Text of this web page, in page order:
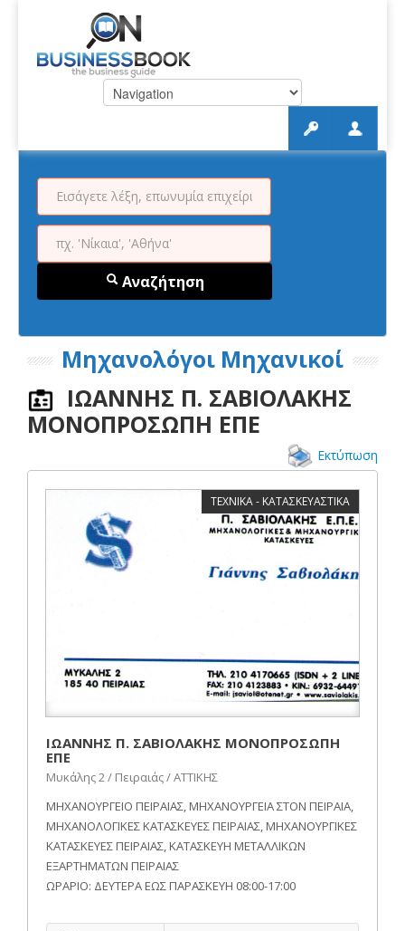
Αναζήτηση
Μηχανολόγοι Μηχανικοί
ΙΩΑΝΝΗΣ Π. ΣΑΒΙΟΛΑΚΗΣ
ΜΟΝΟΠΡΟΣΩΠΗ ΕΠΕ
Εκτύπωση
ΤΕΧΝΙΚΑ - ΚΑΤΑΣΚΕΥΑΣΤΙΚΑ
ΙΩΑΝΝΗΣ Π. ΣΑΒΙΟΛΑΚΗΣ ΜΟΝΟΠΡΟΣΩΠΗ
ΕΠΕ
Μυκάλης 2 / Πειραιάς / ΑΤΤΙΚΗΣ
ΜΗΧΑΝΟΥΡΓΕΙΟ ΠΕΙΡΑΙΑΣ, ΜΗΧΑΝΟΥΡΓΕΙΑ ΣΤΟΝ ΠΕΙΡΑΙΑ,
ΜΗΧΑΝΟΛΟΓΙΚΕΣ ΚΑΤΑΣΚΕΥΕΣ ΠΕΙΡΑΙΑΣ, ΜΗΧΑΝΟΥΡΓΙΚΕΣ
ΚΑΤΑΣΚΕΥΕΣ ΠΕΙΡΑΙΑΣ, ΚΑΤΑΣΚΕΥΗ ΜΕΤΑΛΛΙΚΩΝ
ΕΞΑΡΤΗΜΑΤΩΝ ΠΕΙΡΑΙΑΣ
ΩΡΑΡΙΟ: ΔΕΥΤΕΡΑ ΕΩΣ ΠΑΡΑΣΚΕΥΗ 08:00-17:00